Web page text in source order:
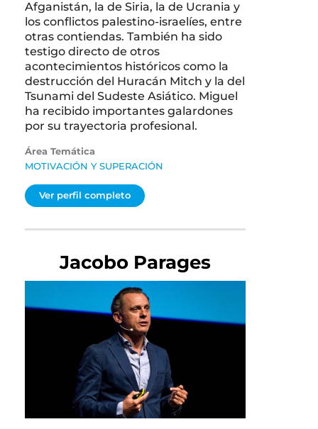
Afganistán, la de Siria, la de Ucrania y
los conflictos palestino-israelíes, entre
otras contiendas. También ha sido
testigo directo de otros
acontecimientos históricos como la
destrucción del Huracán Mitch y la del
Tsunami del Sudeste Asiático. Miguel
ha recibido importantes galardones
por su trayectoria profesional.
Área Temática
MOTIVACIÓN Y SUPERACIÓN
Ver perfil completo
Jacobo Parages